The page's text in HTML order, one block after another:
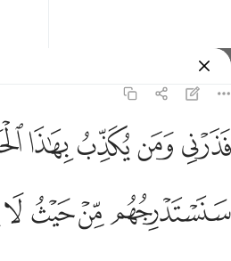
فذرني ومن يكذب بهاذا الحديث
فَذَرْنِى وَمَن يُكَذِّبُ بِهَـٰذَا ٱلْحَدِيثِ
ﱎﱏﱐﱑ
ﱔﱕﱖﱗ